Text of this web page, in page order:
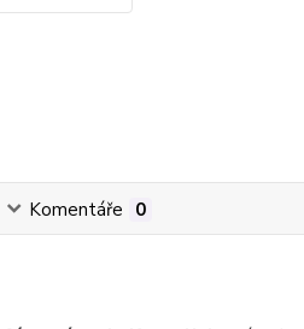
Komentáře 0